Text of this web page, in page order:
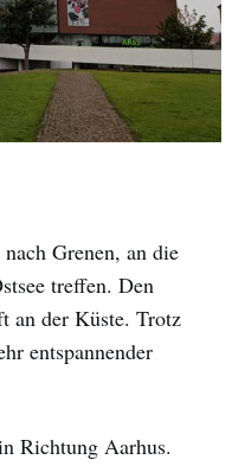
Grenen, an die
treffen. Den
an der Küste. Trotz
entspannender
Richtung Aarhus.